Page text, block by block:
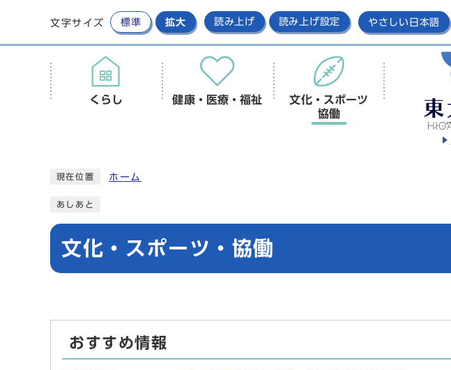
文字サイズ 標準 拡大 読み上げ 読み上げ設定 やさしい日本語
くらし 健康・医療・福祉
文化・スポーツ
協働
現在位置 ホーム
あしあと
文化・スポーツ・協働
おすすめ情報